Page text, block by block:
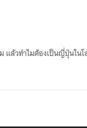
แล้วทำไมต้องเป็นญี่ปุ่นใน